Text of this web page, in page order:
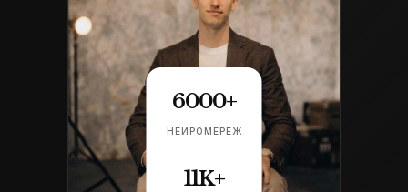
6000+
НЕЙРОМЕРЕЖ
11K+